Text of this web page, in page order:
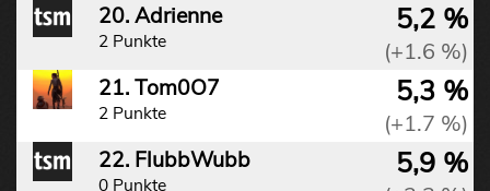
20. Adrienne
2 Punkte
5,2 %
(+1.6 %)
21. Tom0O7
2 Punkte
5,3 %
(+1.7 %)
22. FlubbWubb
0 Punkte
5,9 %